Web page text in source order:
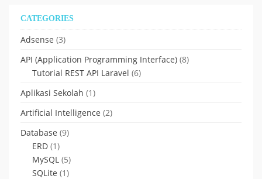
CATEGORIES
Adsense (3)
API (Application Programming Interface) (8)
Tutorial REST API Laravel (6)
Aplikasi Sekolah (1)
Artificial Intelligence (2)
Database (9)
ERD (1)
MySQL (5)
SQLite (1)